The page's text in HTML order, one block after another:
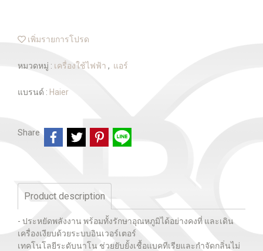
เพิ่มรายการโปรด
หมวดหมู่ : เครื่องใช้ไฟฟ้า , แอร์
แบรนด์ : Haier
Share
Product description
- ประหยัดพลังงาน พร้อมทั้งรักษาอุณหภูมิได้อย่างคงที่ และเดิน
เครื่องเงียบด้วยระบบอินเวอร์เตอร์
เทคโนโลยีระดับนาโน ช่วยยับยั้งเชื้อแบคทีเรียและกำจัดกลิ่นไม่